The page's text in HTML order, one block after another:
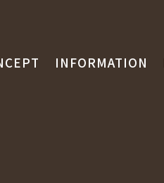
INFORMATION